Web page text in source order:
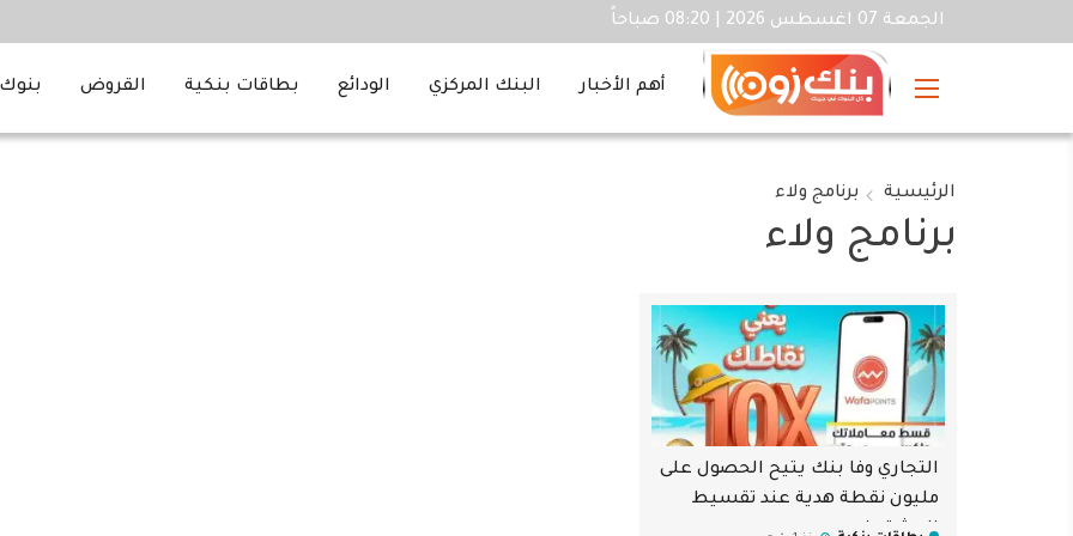
الجمعة 07 اغسطس 2026 | 08:20 صباحاً
أهم الأخبار البنك المركزي الودائع بطاقات بنكية القروض
الرئيسية برنامج ولاء
برنامج ولاء
التجاري وفا بنك يتيح الحصول على
مليون نقطة هدية عند تقسيط
المشتريات